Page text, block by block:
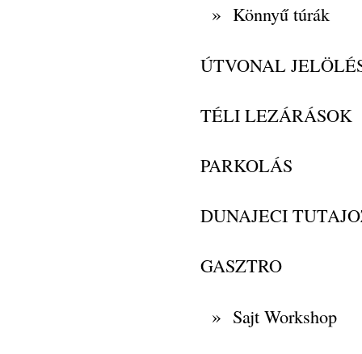
» Könnyű túrák
ÚTVONAL
TÉLI LEZÁRÁSOK
PARKOLÁS
DUNAJECI
GASZTRO
» Sajt Workshop